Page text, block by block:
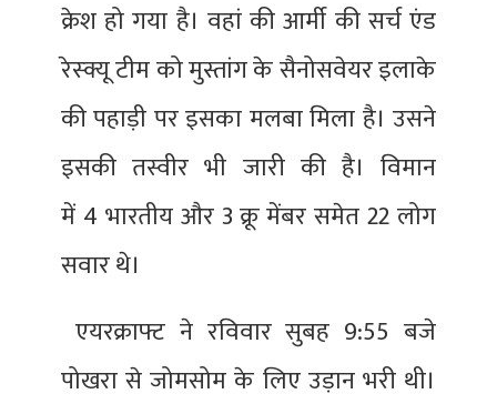
क्रेश हो गया है। वहां की आर्मी की सर्च एंड
रेस्क्यू टीम को मुस्तांग के सैनोसवेयर इलाके
की पहाड़ी पर इसका मलबा मिला है। उसने
इसकी तस्वीर भी जारी की है। विमान
में 4 भारतीय और 3 क्रू मेंबर समेत 22 लोग
सवार थे।
एयरक्राफ्ट ने रविवार सुबह 9:55 बजे
पोखरा से जोमसोम के लिए उड़ान भरी थी।